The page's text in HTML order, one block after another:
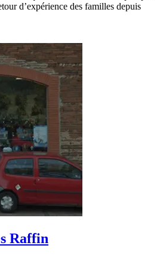
d’expérience des familles depuis
Raffin